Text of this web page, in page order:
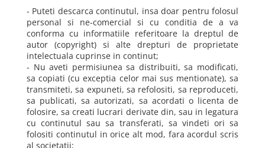
- Puteti descarca continutul, insa doar pentru folosul
personal si ne-comercial si cu conditia de a va
conforma cu informatiile referitoare la dreptul de
autor (copyright) si alte drepturi de proprietate
intelectuala cuprinse in continut;
- Nu aveti permisiunea sa distribuiti, sa modificati,
sa copiati (cu exceptia celor mai sus mentionate), sa
transmiteti, sa expuneti, sa refolositi, sa reproduceti,
sa publicati, sa autorizati, sa acordati o licenta de
folosire, sa creati lucrari derivate din, sau in legatura
cu continutul sau sa transferati, sa vindeti ori sa
folositi continutul in orice alt mod, fara acordul scris
al societatii;